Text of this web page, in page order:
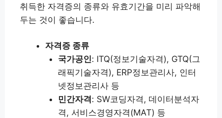
취득한 자격증의 종류와 유효기간을 미리 파악해
두는 것이 좋습니다.
자격증 종류
국가공인: ITQ(정보기술자격), GTQ(그
래픽기술자격), ERP정보관리사, 인터
넷정보관리사 등
민간자격: SW코딩자격, 데이터분석자
격, 서비스경영자격(MAT) 등